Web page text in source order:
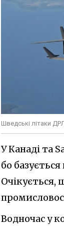
Шведські літаки
У Канаді та
бо
Очікується,
Водночас у